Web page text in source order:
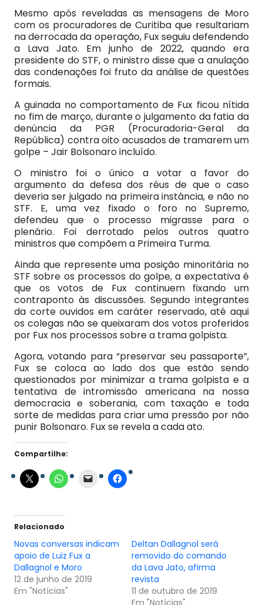
Mesmo após reveladas as mensagens de Moro
com os procuradores de Curitiba que resultariam
na derrocada da operação, Fux seguiu defendendo
a Lava Jato. Em junho de 2022, quando era
presidente do STF, o ministro disse que a anulação
das condenações foi fruto da análise de questões
formais.
A guinada no comportamento de Fux ficou nítida
no fim de março, durante o julgamento da fatia da
denúncia da PGR (Procuradoria-Geral da
República) contra oito acusados de tramarem um
golpe – Jair Bolsonaro incluído.
O ministro foi o único a votar a favor do
argumento da defesa dos réus de que o caso
deveria ser julgado na primeira instância, e não no
STF. E, uma vez fixado o foro no Supremo,
defendeu que o processo migrasse para o
plenário. Foi derrotado pelos outros quatro
ministros que compõem a Primeira Turma.
Ainda que represente uma posição minoritária no
STF sobre os processos do golpe, a expectativa é
que os votos de Fux continuem fixando um
contraponto às discussões. Segundo integrantes
da corte ouvidos em caráter reservado, até aqui
os colegas não se queixaram dos votos proferidos
por Fux nos processos sobre a trama golpista.
Agora, votando para “preservar seu passaporte”,
Fux se coloca ao lado dos que estão sendo
questionados por minimizar a trama golpista e a
tentativa de intromissão americana na nossa
democracia e soberania, com taxação e toda
sorte de medidas para criar uma pressão por não
punir Bolsonaro. Fux se revela a cada ato.
Compartilhe:
Relacionado
Novas conversas indicam
apoio de Luiz Fux a
Dallagnol e Moro
12 de junho de 2019
Em "Notícias"
Deltan Dallagnol será
removido do comando
da Lava Jato, afirma
revista
11 de outubro de 2019